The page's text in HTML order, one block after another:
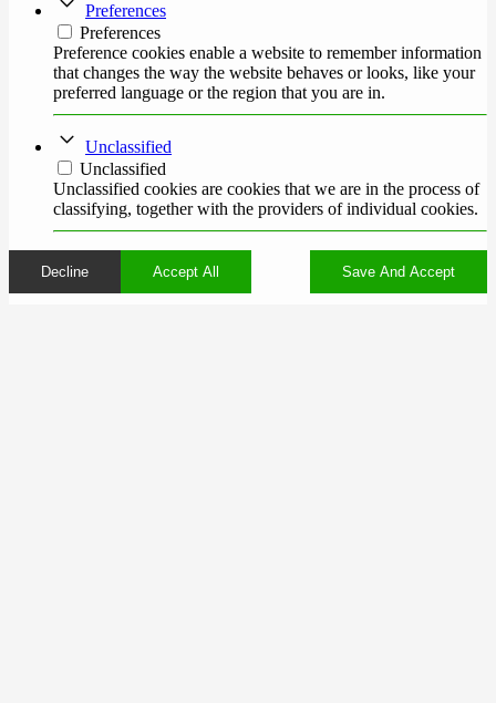
Preferences
Preferences
Preference cookies enable a website to remember information
that changes the way the website behaves or looks, like your
preferred language or the region that you are in.
Unclassified
Unclassified
Unclassified cookies are cookies that we are in the process of
classifying, together with the providers of individual cookies.
Decline Accept All Save And Accept